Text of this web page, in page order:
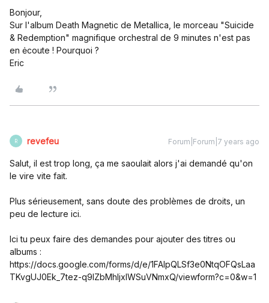
Bonjour,
Sur l'album Death Magnetic de Metallica, le morceau "Suicide
& Redemption" magnifique orchestral de 9 minutes n'est pas
en ėcoute ! Pourquoi ?
Eric
R revefeu Forum|Forum|7 years ago
Salut, il est trop long, ça me saoulait alors j'ai demandé qu'on
le vire vite fait.
Plus sérieusement, sans doute des problèmes de droits, un
peu de lecture ici.
Ici tu peux faire des demandes pour ajouter des titres ou
albums :
https://docs.google.com/forms/d/e/1FAIpQLSf3e0NtqOFQsLaa
TKvgUJ0Ek_7tez-q9IZbMhIjxlWSuVNmxQ/viewform?c=0&w=1